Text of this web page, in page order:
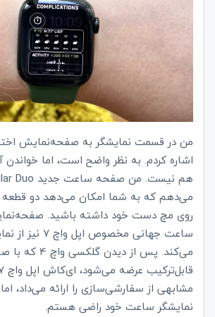
من در قسمت نمایشگر به صفحه‌نمایش
اشاره کردم. به نظر واضح است، اما خواندن
هم نیست. من صفحه ساعت جدید Duo
می‌دهم که به شما امکان می‌دهد دو قطعه
روی مچ دست خود داشته باشید.
ساعت جهانی
می‌کند. پس از
مشابهی از سفارشی‌سازی را ارائه می‌داد،
نمایشگر ساعت خود راضی هستم.